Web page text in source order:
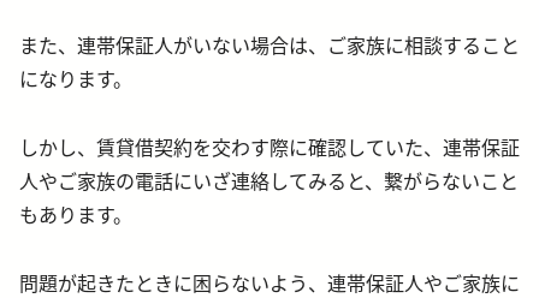
また、連帯保証人がいない場合は、ご家族に相談すること
になります。
しかし、賃貸借契約を交わす際に確認していた、連帯保証
人やご家族の電話にいざ連絡してみると、繋がらないこと
もあります。
問題が起きたときに困らないよう、連帯保証人やご家族に